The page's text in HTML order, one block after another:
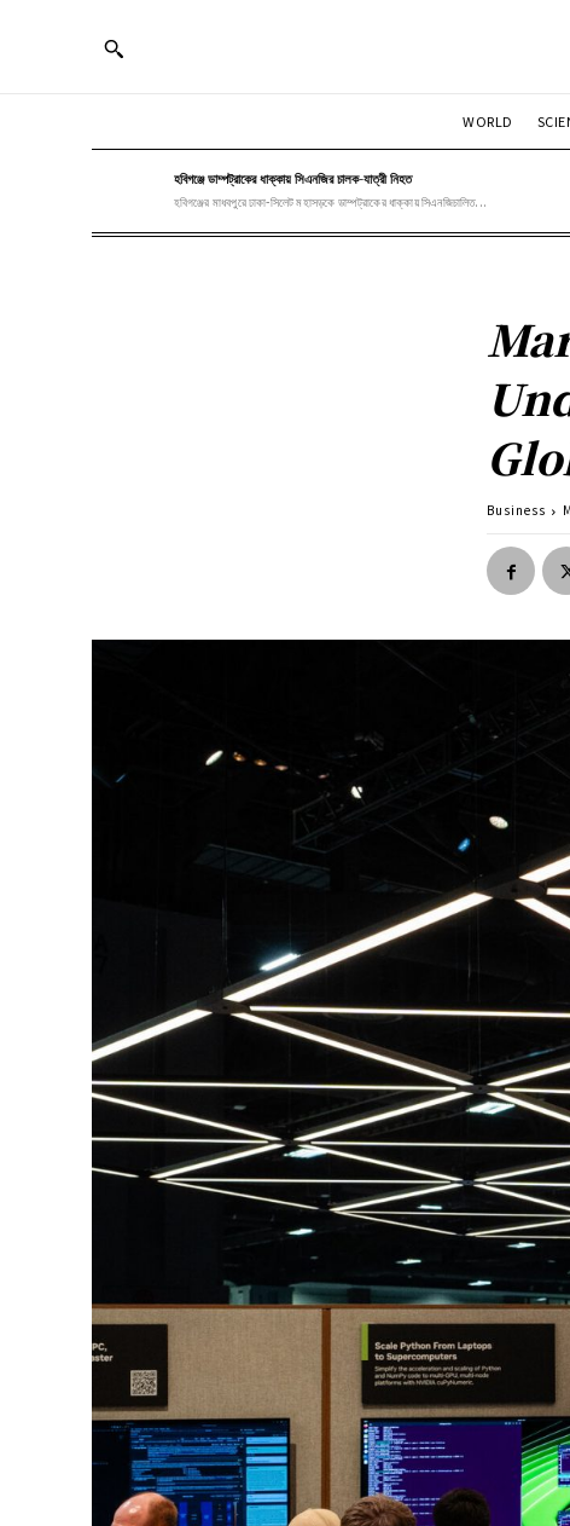
WORLD
হবিগঞ্জে ডাম্পট্রাকের ধাক্কায় সিএনজির চালক-যাত্রী নিহত
হবিগঞ্জের মাধবপুরে ঢাকা-সিলেট মহাসড়কে ডাম্পট্রাকের ধাক্কায় সিএনজিচালিত...
Business